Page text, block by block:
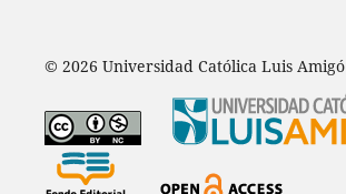
© 2026 Universidad Católica Luis Amigó